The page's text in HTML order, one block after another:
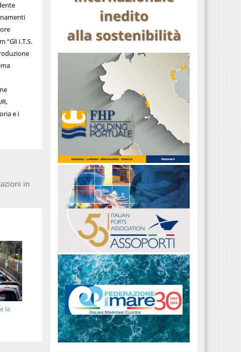
“Gli I.T.S.
e i
in
la